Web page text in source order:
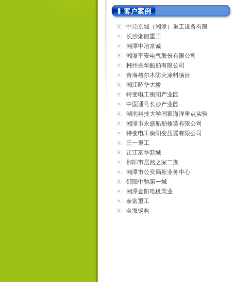
客户案例
中冶京城（湘潭）重工设备有限
公司
长沙湘船重工
湘潭中冶京诚
湘潭平安电气股份有限公司
郴州振华船舶有限公司
青海格尔木防火涂料项目
湘江昭华大桥
特变电工衡阳产业园
中国通号长沙产业园
湖南科技大学国家海洋重点实验
室
湘潭市永盛船舶修造有限公司
特变电工衡阳变压器有限公司
三一重工
芷江富华新城
邵阳市居然之家二期
湘潭市公安局新业务中心
邵阳中驰第一城
湘潭金阳电机泵业
泰富重工
金海钢构